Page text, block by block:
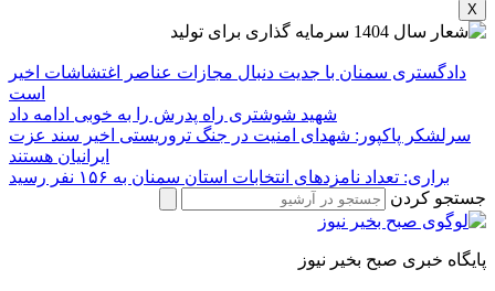
X
دادگستری سمنان با جدیت دنبال مجازات عناصر اغتشاشات اخیر
است
شهید شوشتری راه پدرش را به خوبی ادامه داد
سرلشکر پاکپور: شهدای امنیت در جنگ تروریستی اخیر سند عزت
ایرانیان هستند
براری: تعداد نامزدهای انتخابات استان سمنان به ۱۵۶ نفر رسید
جستجو کردن
پایگاه خبری صبح بخیر نیوز